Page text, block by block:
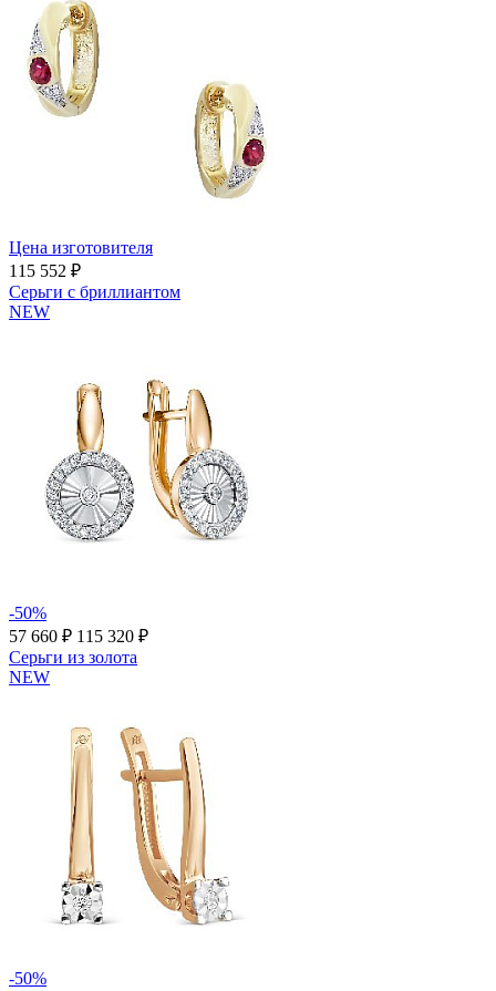
Цена изготовителя
115 552 ₽
Серьги с бриллиантом
NEW
-50%
57 660 ₽ 115 320 ₽
Серьги из золота
NEW
-50%